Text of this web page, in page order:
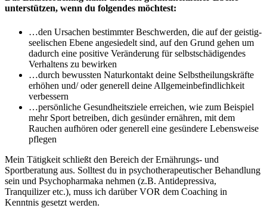
unterstützen, wenn du folgendes möchtest:
…den Ursachen bestimmter Beschwerden, die auf der geistig-
seelischen Ebene angesiedelt sind, auf den Grund gehen um
dadurch eine positive Veränderung für selbstschädigendes
Verhaltens zu bewirken
…durch bewussten Naturkontakt deine Selbstheilungskräfte
erhöhen und/ oder generell deine Allgemeinbefindlichkeit
verbessern
…persönliche Gesundheitsziele erreichen, wie zum Beispiel
mehr Sport betreiben, dich gesünder ernähren, mit dem
Rauchen aufhören oder generell eine gesündere Lebensweise
pflegen
Mein Tätigkeit schließt den Bereich der Ernährungs- und
Sportberatung aus. Solltest du in psychotherapeutischer Behandlung
sein und Psychopharmaka nehmen (z.B. Antidepressiva,
Tranquilizer etc.), muss ich darüber VOR dem Coaching in
Kenntnis gesetzt werden.